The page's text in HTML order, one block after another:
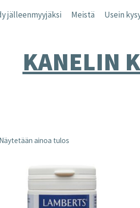
jälleenmyyjäksi Meistä Usein
KANELIN
ainoa tulos